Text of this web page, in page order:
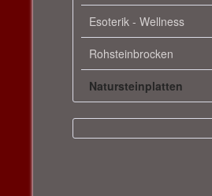
Esoterik - Wellness
Rohsteinbrocken
Natursteinplatten